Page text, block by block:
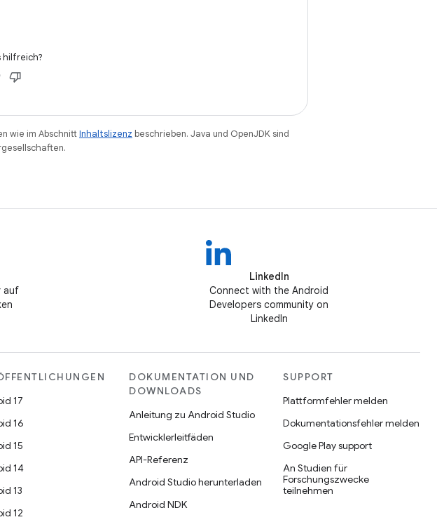
hilfreich?
wie im AbschnittInhaltslizenz beschrieben. Java und OpenJDK sind
auf
LinkedIn
Connect with the Android
Developers community on
LinkedIn
17
16
15
14
13
12
DOKUMENTATION UND
DOWNLOADS
Anleitung zu Android Studio
Entwicklerleitfäden
API-Referenz
Android Studio herunterladen
Android NDK
SUPPORT
Plattformfehler melden
Dokumentationsfehler melden
Google Play support
An Studien für
Forschungszwecke
teilnehmen